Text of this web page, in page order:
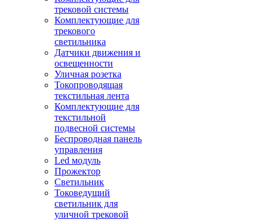
трековой системы
Комплектующие для
трекового
светильника
Датчики движения и
освещенности
Уличная розетка
Токопроводящая
текстильная лента
Комплектующие для
текстильной
подвесной системы
Беспроводная панель
управления
Led модуль
Прожектор
Светильник
Токоведущий
светильник для
уличной трековой